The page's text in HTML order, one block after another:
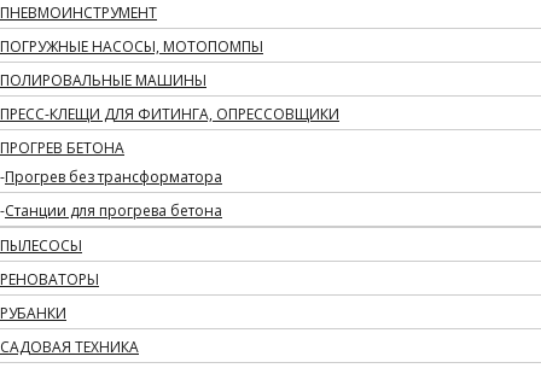
ПНЕВМОИНСТРУМЕНТ
ПОГРУЖНЫЕ НАСОСЫ, МОТОПОМПЫ
ПОЛИРОВАЛЬНЫЕ МАШИНЫ
ПРЕСС-КЛЕЩИ ДЛЯ ФИТИНГА, ОПРЕССОВЩИКИ
ПРОГРЕВ БЕТОНА
Прогрев без трансформатора
Станции для прогрева бетона
ПЫЛЕСОСЫ
РЕНОВАТОРЫ
РУБАНКИ
САДОВАЯ ТЕХНИКА